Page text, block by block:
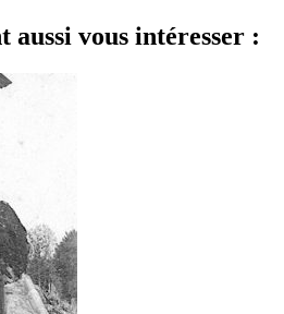
aussi vous intéresser :